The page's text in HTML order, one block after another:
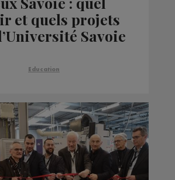
et quels projets
Savoie
Education